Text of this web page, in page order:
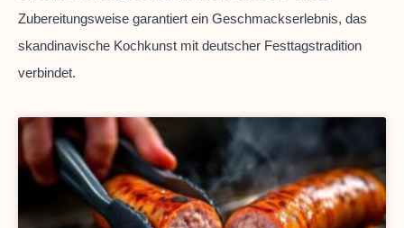
Zubereitungsweise garantiert ein Geschmackserlebnis, das
skandinavische Kochkunst mit deutscher Festtagstradition
verbindet.